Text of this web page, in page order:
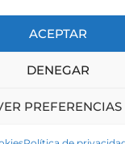
ACEPTAR
DENEGAR
PREFERENCIAS
Alliance. creada en
la Unión Europea,
europeas con la